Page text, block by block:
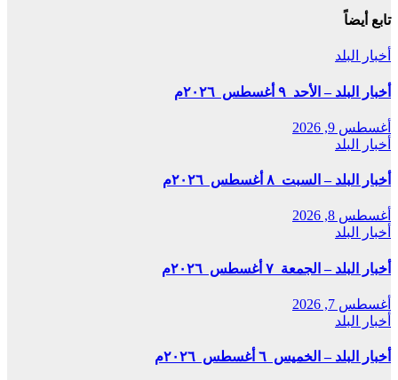
تابع أيضاً
أخبار البلد
أخبار البلد – الأحد ٩ أغسطس ٢٠٢٦م
أغسطس 9, 2026
أخبار البلد
أخبار البلد – السبت ٨ أغسطس ٢٠٢٦م
أغسطس 8, 2026
أخبار البلد
أخبار البلد – الجمعة ٧ أغسطس ٢٠٢٦م
أغسطس 7, 2026
أخبار البلد
أخبار البلد – الخميس ٦ أغسطس ٢٠٢٦م